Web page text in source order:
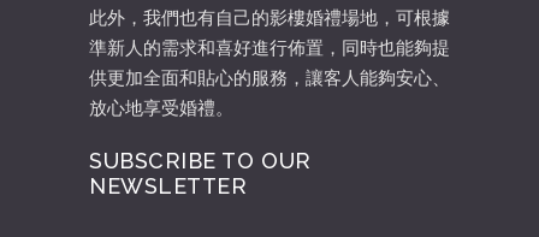
此外，我們也有自己的影樓婚禮場地，可根據
準新人的需求和喜好進行佈置，同時也能夠提
供更加全面和貼心的服務，讓客人能夠安心、
放心地享受婚禮。
SUBSCRIBE TO OUR
NEWSLETTER